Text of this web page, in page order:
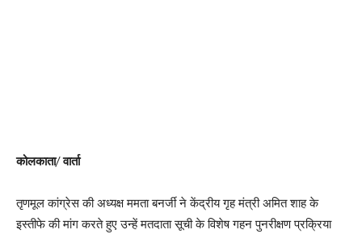
कोलकाता/ वार्ता
तृणमूल कांग्रेस की अध्यक्ष ममता बनर्जी ने केंद्रीय गृह मंत्री अमित शाह के
इस्तीफे की मांग करते हुए उन्हें मतदाता सूची के विशेष गहन पुनरीक्षण प्रक्रिया